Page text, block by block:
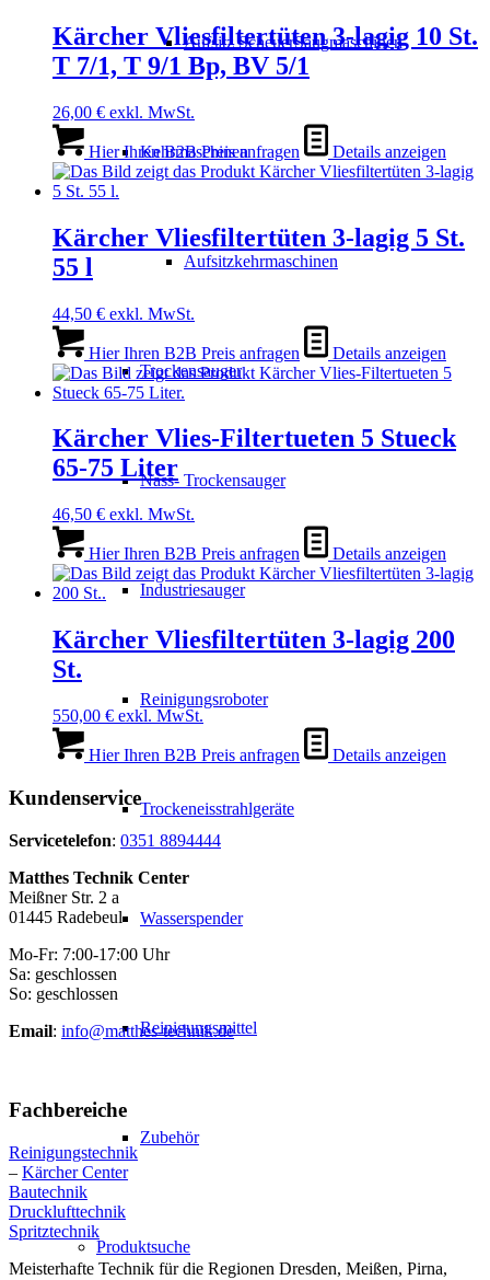
Aufsitz ScheuerSaugmaschinen
Kehrmaschinen
Aufsitzkehrmaschinen
Trockensauger
Nass- Trockensauger
Industriesauger
Reinigungsroboter
Trockeneisstrahlgeräte
Wasserspender
Reinigungsmittel
Zubehör
Produktsuche
Kärcher Vliesfiltertüten 3-lagig 10 St.
T 7/1, T 9/1 Bp, BV 5/1
26,00 € exkl. MwSt.
Hier Ihren B2B Preis anfragen Details anzeigen
Kärcher Vliesfiltertüten 3-lagig 5 St.
55 l
44,50 € exkl. MwSt.
Hier Ihren B2B Preis anfragen Details anzeigen
Kärcher Vlies-Filtertueten 5 Stueck
65-75 Liter
46,50 € exkl. MwSt.
Hier Ihren B2B Preis anfragen Details anzeigen
Kärcher Vliesfiltertüten 3-lagig 200
St.
550,00 € exkl. MwSt.
Hier Ihren B2B Preis anfragen Details anzeigen
Kundenservice
Servicetelefon: 0351 8894444
Matthes Technik Center
Meißner Str. 2 a
01445 Radebeul
Mo-Fr: 7:00-17:00 Uhr
Sa: geschlossen
So: geschlossen
Email: info@matthes-technik.de
Fachbereiche
Reinigungstechnik
– Kärcher Center
Bautechnik
Drucklufttechnik
Spritztechnik
Meisterhafte Technik für die Regionen Dresden, Meißen, Pirna,